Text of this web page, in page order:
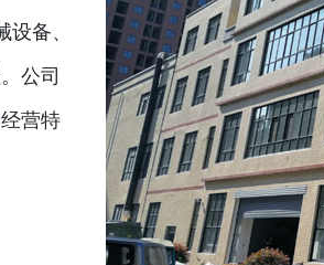
备、
公司
营特